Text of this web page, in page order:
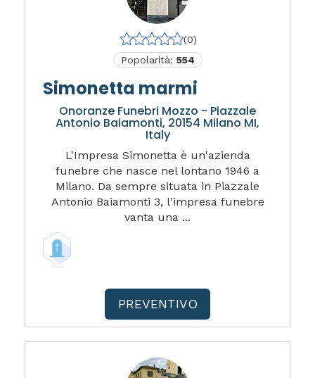
(0)
Popolarità: 554
Simonetta marmi
Onoranze Funebri Mozzo - Piazzale
Antonio Baiamonti, 20154 Milano MI,
Italy
L'Impresa Simonetta è un'azienda
funebre che nasce nel lontano 1946 a
Milano. Da sempre situata in Piazzale
Antonio Baiamonti 3, l'impresa funebre
vanta una ...
PREVENTIVO